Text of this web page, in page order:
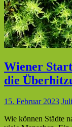
Wiener
die
15. Februar 2023
Wie können Städte